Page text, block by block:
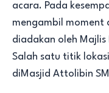
acara. Pada
mengambil moment
diadakan oleh Majlis
Salah satu titik
diMasjid Attolibin